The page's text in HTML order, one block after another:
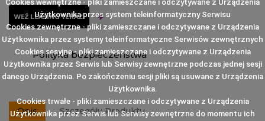
Polityka bezpieczeństwa
Opis Szczegóły Produktu
Cookies wewnętrzne - pliki zamieszczane i odczytywane z Urządzenia
Użytkownika przes system teleinformatyczny Serwisu
Cookies zewnętrzne - pliki zamieszczane i odczytywane z Urządzenia
Użytkownika przez systemy teleinformatyczne Serwisów zewnętrznych
Cookies sesyjne - pliki zamieszczane i odczytywane z Urządzenia
Użytkownika przez Serwis lub Serwisy zewnętrzne podczas jednej sesji
danego Urządzenia. Po zakończeniu sesji pliki są usuwane z Urządzenia
Użytkownika.
Cookies trwałe - pliki zamieszczane i odczytywane z Urządzenia
Użytkownika przez Serwis lub Serwisy zewnętrzne do momentu ich